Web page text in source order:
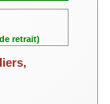
retrait)